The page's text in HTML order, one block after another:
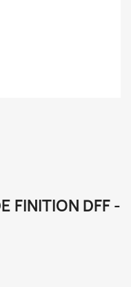
FINITION DFF -